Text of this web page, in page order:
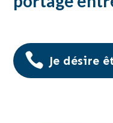
Je désire